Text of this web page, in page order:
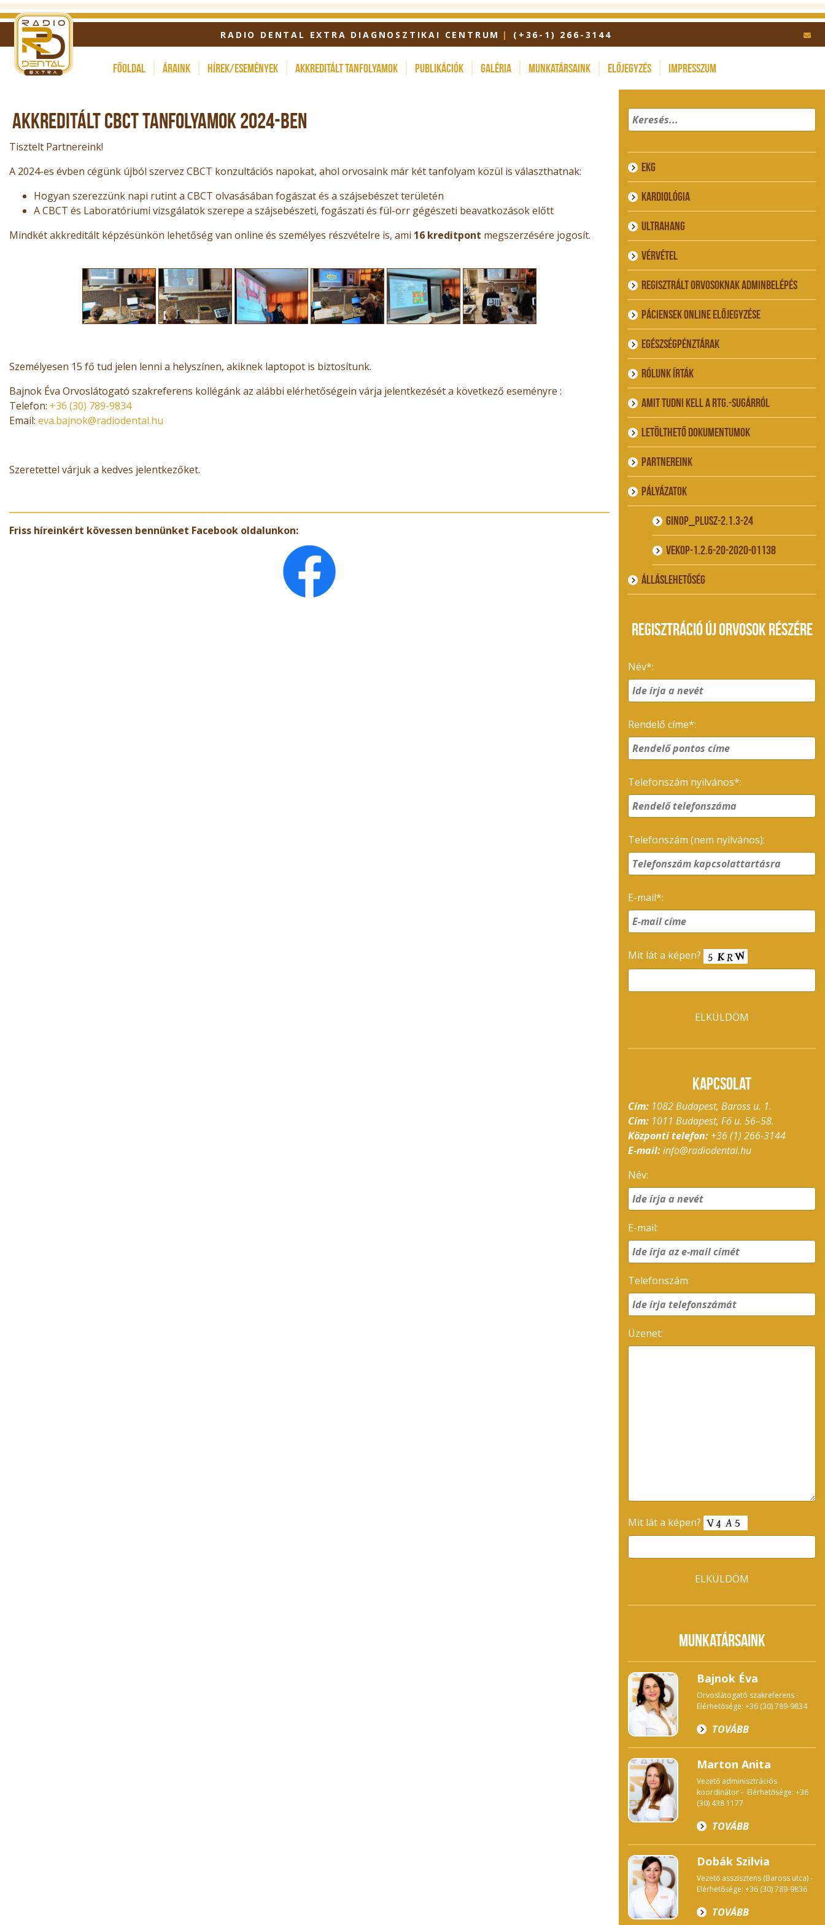
RADIO DENTAL EXTRA DIAGNOSZTIKAI CENTRUM (+36-1) 266-3144
Főoldal Áraink Hírek/események Akkreditált tanfolyamok Publikációk Galéria Munkatársaink Előjegyzés Impresszum
AKKREDITÁLT CBCT TANFOLYAMOK 2024-BEN
Tisztelt Partnereink!
A 2024-es évben cégünk újból szervez CBCT konzultációs napokat, ahol orvosaink már két tanfolyam közül is választhatnak:
Hogyan szerezzünk napi rutint a CBCT olvasásában fogászat és a szájsebészet területén
A CBCT és Laboratóriumi vizsgálatok szerepe a szájsebészeti, fogászati és fül-orr gégészeti beavatkozások előtt
Mindkét akkreditált képzésünkön lehetőség van online és személyes részvételre is, ami 16 kreditpont megszerzésére jogosít.
Személyesen 15 fő tud jelen lenni a helyszínen, akiknek laptopot is biztosítunk.
Bajnok Éva Orvoslátogató szakreferens kollégánk az alábbi elérhetőségein várja jelentkezését a következő eseményre :
Telefon: +36 (30) 789-9834
Email: eva.bajnok@radiodental.hu
Szeretettel várjuk a kedves jelentkezőket.
Friss híreinkért kövessen bennünket Facebook oldalunkon:
EKG
Kardiológia
Ultrahang
Vérvétel
Regisztrált orvosoknak adminbelépés
Páciensek online előjegyzése
Egészségpénztárak
Rólunk írták
Amit tudni kell a rtg.-sugárról
Letölthető dokumentumok
Partnereink
Pályázatok
GINOP_PLUSZ-2.1.3-24
VEKOP-1.2.6-20-2020-01138
ÁLLÁSLEHETŐSÉG
REGISZTRÁCIÓ ÚJ ORVOSOK RÉSZÉRE
Név*:
Rendelő címe*:
Telefonszám nyilvános*:
Telefonszám (nem nyilvános):
E-mail*:
Mit lát a képen?
KAPCSOLAT
Cím: 1082 Budapest, Baross u. 1.
Cím: 1011 Budapest, Fő u. 56–58.
Központi telefon: +36 (1) 266-3144
E-mail:info@radiodental.hu
Név:
E-mail:
Telefonszám:
Üzenet:
Mit lát a képen?
MUNKATÁRSAINK
Bajnok Éva
Orvoslátogató szakreferens -
Elérhetősége: +36 (30) 789-9834
TOVÁBB
Marton Anita
Vezető adminisztrációs
koordinátor - Elérhetősége: +36
(30) 438 1177
TOVÁBB
Dobák Szilvia
Vezető asszisztens (Baross utca) -
Elérhetősége: +36 (30) 789-9836
TOVÁBB